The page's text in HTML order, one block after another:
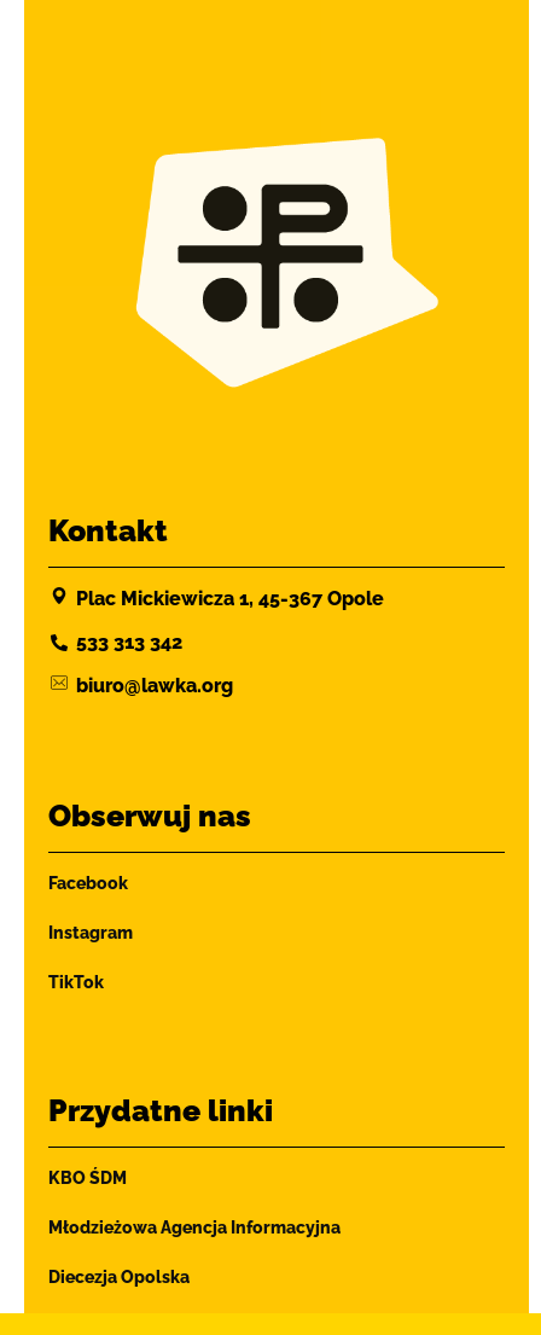
Kontakt
Plac Mickiewicza 1, 45-367 Opole
533 313 342
biuro@lawka.org
Obserwuj nas
Facebook
Instagram
TikTok
Przydatne linki
KBO ŚDM
Młodzieżowa Agencja Informacyjna
Diecezja Opolska